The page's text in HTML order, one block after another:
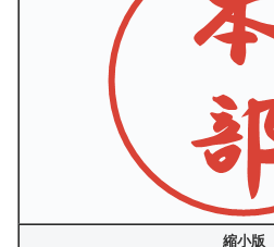
縮小版